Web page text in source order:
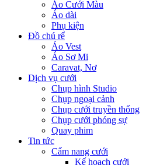
Áo Cưới Màu
Áo dài
Phụ kiện
Đồ chú rể
Áo Vest
Áo Sơ Mi
Caravat, Nơ
Dịch vụ cưới
Chụp hình Studio
Chụp ngoại cảnh
Chụp cưới truyền thống
Chụp cưới phóng sự
Quay phim
Tin tức
Cẩm nang cưới
Kế hoạch cưới